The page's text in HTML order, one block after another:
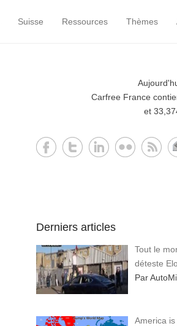
Suisse Ressources Thèmes
Carfree France
et
Derniers articles
Tout le
déteste
Par
America